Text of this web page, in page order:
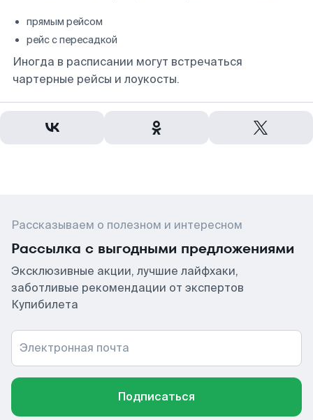
прямым рейсом
рейс с пересадкой
Иногда в расписании могут встречаться
чартерные рейсы и лоукосты.
Рассказываем о полезном и интересном
Рассылка с выгодными предложениями
Эксклюзивные акции, лучшие лайфхаки,
заботливые рекомендации от экспертов
Купибилета
Электронная почта
Подписаться